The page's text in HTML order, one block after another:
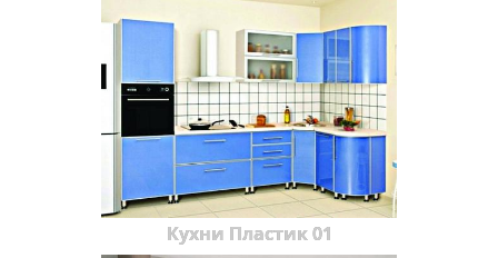
Кухни Пластик 01